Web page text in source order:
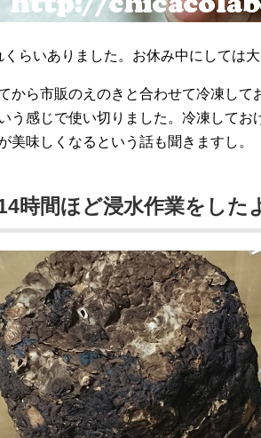
くらいありました。お休み中にしては
から市販のえのきと合わせて冷凍し
う感じで使い切りました。冷凍して
美味しくなるという話も聞きますし。
時間ほど浸水作業をした